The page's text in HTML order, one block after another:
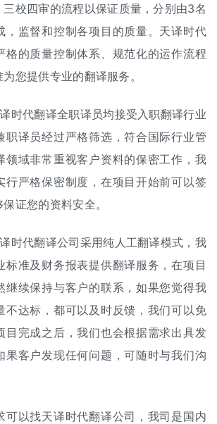
校四审的流程以保证质量，分别由3名
，监督和控制各项目的质量。天译时代
格的质量控制体系、规范化的运作流程
您提供专业的翻译服务。
时代翻译全职译员均接受入职翻译行业
职译员经过严格筛选，符合国际行业管
领域非常重视客户资料的保密工作，我
行严格保密制度，在项目开始前可以签
证您的资料安全。
时代翻译公司采用纯人工翻译模式，我
标准及财务报表提供翻译服务，在项目
继续保持与客户的联系，如果您觉得我
不达标，都可以及时反馈，我们可以免
目完成之后，我们也会根据需求出具发
果客户发现任何问题，可随时与我们沟
可以找天译时代翻译公司，我司是国内